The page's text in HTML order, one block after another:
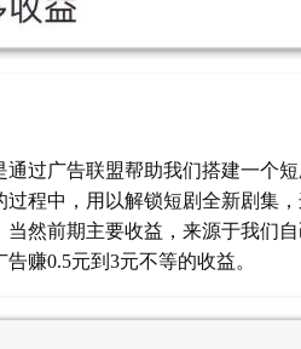
通过广告联盟帮助我们搭建一个
过程中，用以解锁短剧全新剧集
当然前期主要收益，来源于我们
赚0.5元到3元不等的收益。